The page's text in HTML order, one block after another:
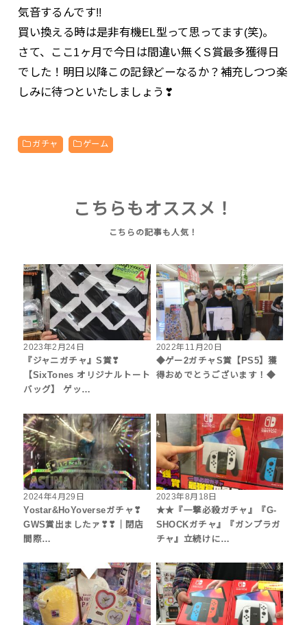
気音するんです!!
買い換える時は是非有機EL型って思ってます(笑)。
さて、ここ1ヶ月で今日は間違い無くS賞最多獲得日
でした！明日以降この記録どーなるか？補充しつつ楽
しみに待つといたしましょう❣
ガチャ ゲーム
こちらもオススメ！
2023年2月24日
『ジャニガチャ』S賞❣
【SixTones オリジナルトート
バッグ】 ゲッ…
2022年11月20日
◆ゲー2ガチャS賞【PS5】獲
得おめでとうございます！◆
2024年4月29日
Yostar&HoYoverseガチャ❣
GWS賞出ましたァ❣❣｜閉店
間際…
2023年8月18日
★★『一撃必殺ガチャ』『G-
SHOCKガチャ』『ガンプラガ
チャ』立続けに…